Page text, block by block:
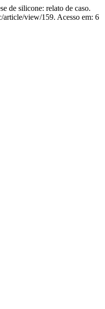
silicone: relato de caso.
view/159. Acesso em: 6